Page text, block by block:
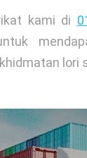
kami di
lori